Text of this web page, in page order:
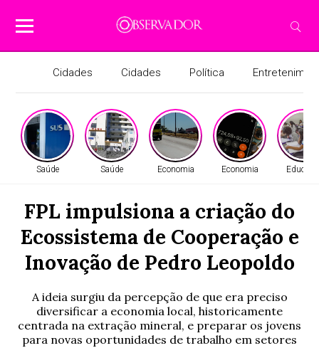
Cidades Cidades Política
Saúde Saúde Economia Economia
FPL impulsiona a criação do
Ecossistema de Cooperação e
Inovação de Pedro Leopoldo
A ideia surgiu da percepção de que era preciso
diversificar a economia local, historicamente
centrada na extração mineral, e preparar os jovens
para novas oportunidades de trabalho em setores